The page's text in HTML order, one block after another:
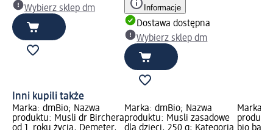
Wybierz sklep dm
Informacje
Dostawa dostępna
Wybierz sklep dm
Inni kupili także
Marka: dmBio; Nazwa
produktu: Musli dr Birchera
Marka: dmBio; Nazwa
produktu: Musli zasadowe
Marka: